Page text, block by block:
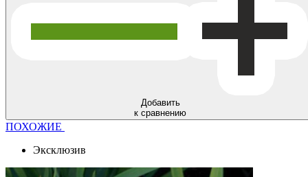
Добавить
к сравнению
ПОХОЖИЕ
Эксклюзив